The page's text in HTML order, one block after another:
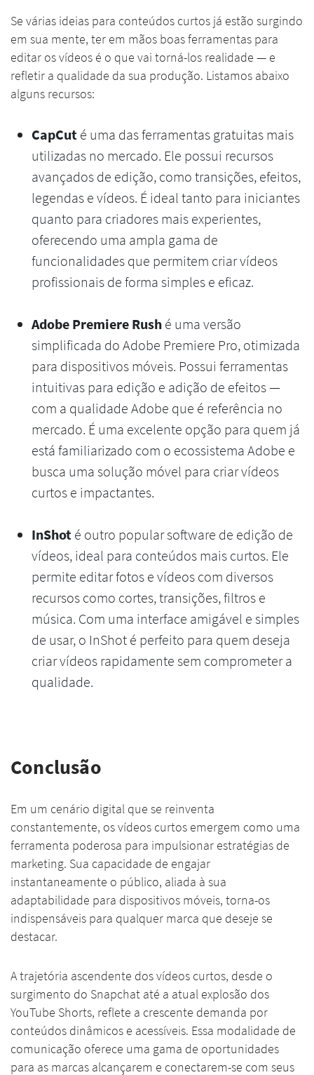
Se várias ideias para conteúdos curtos já estão surgindo
em sua mente, ter em mãos boas ferramentas para
editar os vídeos é o que vai torná-los realidade — e
refletir a qualidade da sua produção. Listamos abaixo
alguns recursos:
CapCut é uma das ferramentas gratuitas mais
utilizadas no mercado. Ele possui recursos
avançados de edição, como transições, efeitos,
legendas e vídeos. É ideal tanto para iniciantes
quanto para criadores mais experientes,
oferecendo uma ampla gama de
funcionalidades que permitem criar vídeos
profissionais de forma simples e eficaz.
Adobe Premiere Rush é uma versão
simplificada do Adobe Premiere Pro, otimizada
para dispositivos móveis. Possui ferramentas
intuitivas para edição e adição de efeitos —
com a qualidade Adobe que é referência no
mercado. É uma excelente opção para quem já
está familiarizado com o ecossistema Adobe e
busca uma solução móvel para criar vídeos
curtos e impactantes.
InShot é outro popular software de edição de
vídeos, ideal para conteúdos mais curtos. Ele
permite editar fotos e vídeos com diversos
recursos como cortes, transições, filtros e
música. Com uma interface amigável e simples
de usar, o InShot é perfeito para quem deseja
criar vídeos rapidamente sem comprometer a
qualidade.
Conclusão
Em um cenário digital que se reinventa
constantemente, os vídeos curtos emergem como uma
ferramenta poderosa para impulsionar estratégias de
marketing. Sua capacidade de engajar
instantaneamente o público, aliada à sua
adaptabilidade para dispositivos móveis, torna-os
indispensáveis para qualquer marca que deseje se
destacar.
A trajetória ascendente dos vídeos curtos, desde o
surgimento do Snapchat até a atual explosão dos
YouTube Shorts, reflete a crescente demanda por
conteúdos dinâmicos e acessíveis. Essa modalidade de
comunicação oferece uma gama de oportunidades
para as marcas alcançarem e conectarem-se com seus